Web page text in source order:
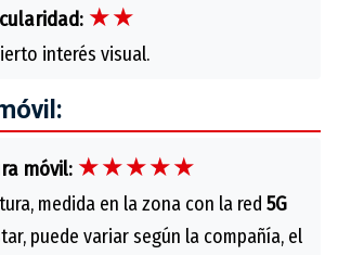
★★
interés visual.
móvil: ★★★★★
medida en la zona con la red 5G
puede variar según la compañía, el